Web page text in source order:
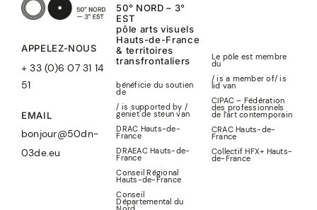
APPELEZ-NOUS
+ 33 (0)6 07 31 14
51
EMAIL
bonjour@50dn-
03de.eu
50° NORD – 3°
EST
pôle arts visuels
Hauts-de-France
& territoires
transfrontaliers
bénéficie du soutien
de
/ is supported by /
geniet de steun van
DRAC Hauts-de-
France
DRAEAC Hauts-de-
France
Conseil Régional
Hauts-de-France
Conseil
Départemental du
Le pôle est membre
du
/ is a member of/is
lid van
CIPAC – Fédération
des professionnels
de l’art contemporain
CRAC Hauts-de-
France
Collectif HFX+ Hauts-
de-France